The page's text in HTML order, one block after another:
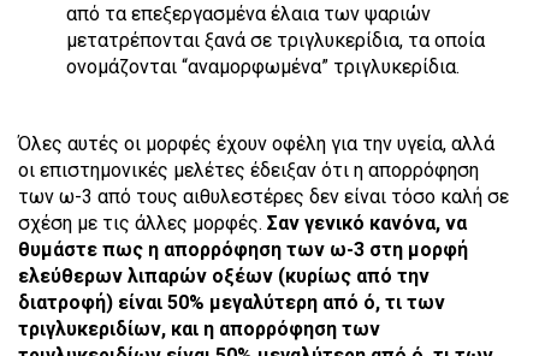
από τα επεξεργασμένα έλαια των ψαριών
μετατρέπονται ξανά σε τριγλυκερίδια, τα οποία
ονομάζονται “αναμορφωμένα” τριγλυκερίδια.
Όλες αυτές οι μορφές έχουν οφέλη για την υγεία, αλλά
οι επιστημονικές μελέτες έδειξαν ότι η απορρόφηση
των ω-3 από τους αιθυλεστέρες δεν είναι τόσο καλή σε
σχέση με τις άλλες μορφές. Σαν γενικό κανόνα, να
θυμάστε πως η απορρόφηση των ω-3 στη μορφή
ελεύθερων λιπαρών οξέων (κυρίως από την
διατροφή) είναι 50% μεγαλύτερη από ό, τι των
τριγλυκεριδίων, και η απορρόφηση των